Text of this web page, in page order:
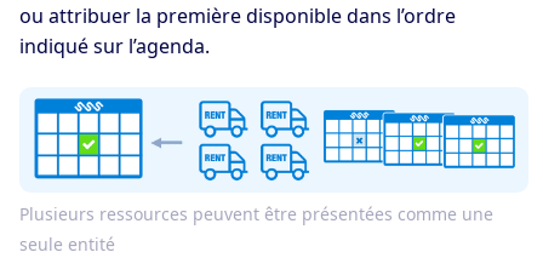
ou attribuer la première disponible dans l’ordre
indiqué sur l’agenda.
Plusieurs ressources peuvent être présentées comme une
seule entité